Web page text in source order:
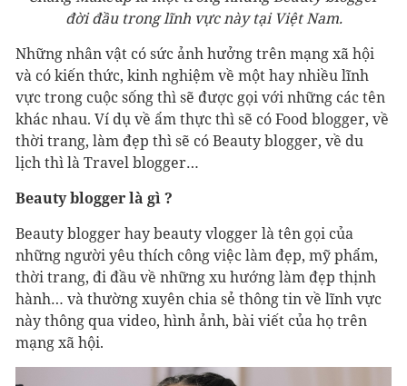
đời đầu trong lĩnh vực này tại Việt Nam.
Những nhân vật có sức ảnh hưởng trên mạng xã hội
và có kiến thức, kinh nghiệm về một hay nhiều lĩnh
vực trong cuộc sống thì sẽ được gọi với những các tên
khác nhau. Ví dụ về ẩm thực thì sẽ có Food blogger, về
thời trang, làm đẹp thì sẽ có Beauty blogger, về du
lịch thì là Travel blogger…
Beauty blogger là gì ?
Beauty blogger hay beauty vlogger là tên gọi của
những người yêu thích công việc làm đẹp, mỹ phẩm,
thời trang, đi đầu về những xu hướng làm đẹp thịnh
hành… và thường xuyên chia sẻ thông tin về lĩnh vực
này thông qua video, hình ảnh, bài viết của họ trên
mạng xã hội.